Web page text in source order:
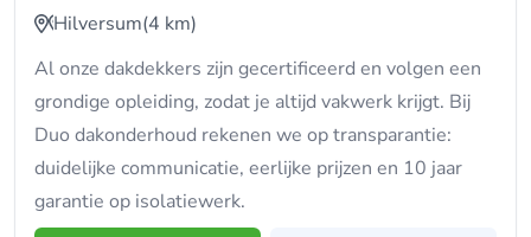
Hilversum(4 km)
Al onze dakdekkers zijn gecertificeerd en volgen een
grondige opleiding, zodat je altijd vakwerk krijgt. Bij
Duo dakonderhoud rekenen we op transparantie:
duidelijke communicatie, eerlijke prijzen en 10 jaar
garantie op isolatiewerk.